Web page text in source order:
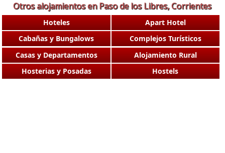
Otros alojamientos en Paso de los Libres, Corrientes
Hoteles
Apart Hotel
Cabañas y Bungalows
Complejos Turísticos
Casas y Departamentos
Alojamiento Rural
Hosterias y Posadas
Hostels